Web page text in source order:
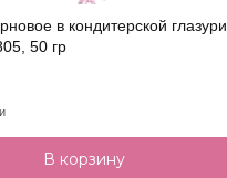
в кондитерской глазури
50 гр
В корзину